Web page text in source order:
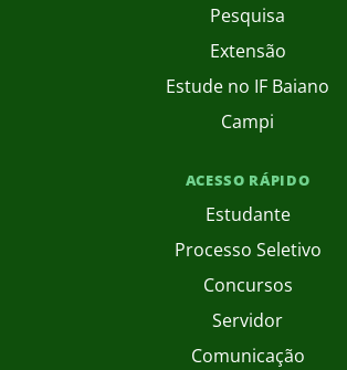
Pesquisa
Extensão
Estude no IF Baiano
Campi
ACESSO RÁPIDO
Estudante
Processo Seletivo
Concursos
Servidor
Comunicação